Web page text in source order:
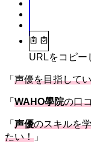
URLをコピー
「 声優を目指して
「 WAHO學院の口
「 声優のスキルを
たい！ 」